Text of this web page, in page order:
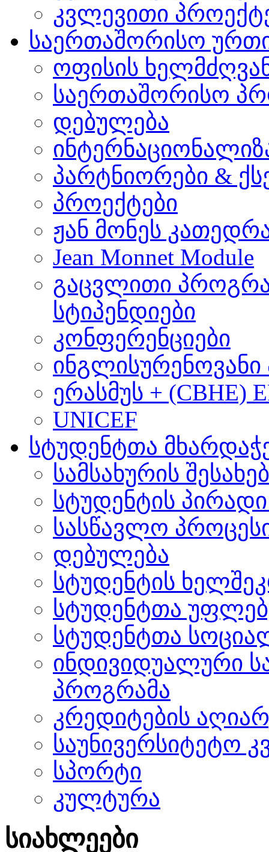
კვლევითი
საერთაშორისო
ოფისის
საერთაშორისო
დებულება
პარტნიორები &
პროექტები
ჟან მონეს
Jean Monnet Module
გაცვლითი
სტიპენდიები
კონფერენციები
ერასმუს + (CBHE)
UNICEF
სტუდენტთა
სამსახურის შესახებ
სტუდენტის
სასწავლო
დებულება
სტუდენტის
სტუდენტთა
სტუდენტთა
ინდივიდუალური
პროგრამა
კრედიტების
საუნივერსიტეტო
სპორტი
კულტურა
სიახლეები